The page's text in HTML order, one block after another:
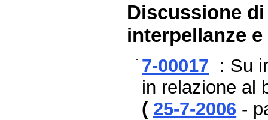
Discussione
interpellanze
7-00017 : Su
in relazione al
( 25-7-2006 -